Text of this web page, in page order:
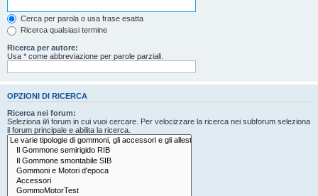
Cerca per parola o usa frase esatta
Ricerca qualsiasi termine
Ricerca per autore:
Usa * come abbreviazione per parole parziali.
OPZIONI DI RICERCA
Ricerca nei forum:
Seleziona il/i forum in cui vuoi cercare. Per velocizzare la ricerca nei subforum seleziona
il forum principale e abilita la ricerca.